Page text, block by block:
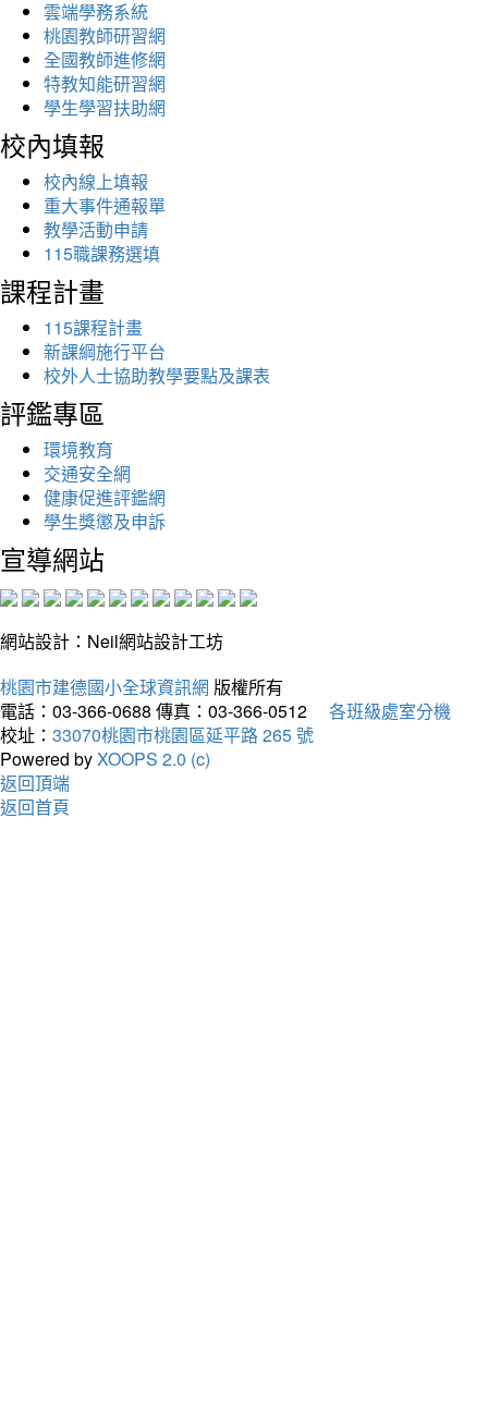
雲端學務系統
桃園教師研習網
全國教師進修網
特教知能研習網
學生學習扶助網
校內填報
校內線上填報
重大事件通報單
教學活動申請
115職課務選填
課程計畫
115課程計畫
新課綱施行平台
校外人士協助教學要點及課表
評鑑專區
環境教育
交通安全網
健康促進評鑑網
學生獎懲及申訴
宣導網站
網站設計：Neil網站設計工坊
桃園市建德國小全球資訊網 版權所有
電話：03-366-0688 傳真：03-366-0512
各班級處室分機
校址： 33070桃園市桃園區延平路 265 號
Powered byXOOPS 2.0 (c)
返回頂端
返回首頁